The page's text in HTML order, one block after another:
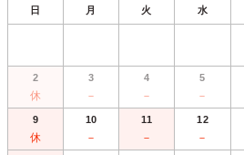
日 月 火 水
2
休
3
－
4
－
5
－
9
休
10
－
11
－
12
－